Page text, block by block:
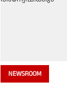
NEWSROOM